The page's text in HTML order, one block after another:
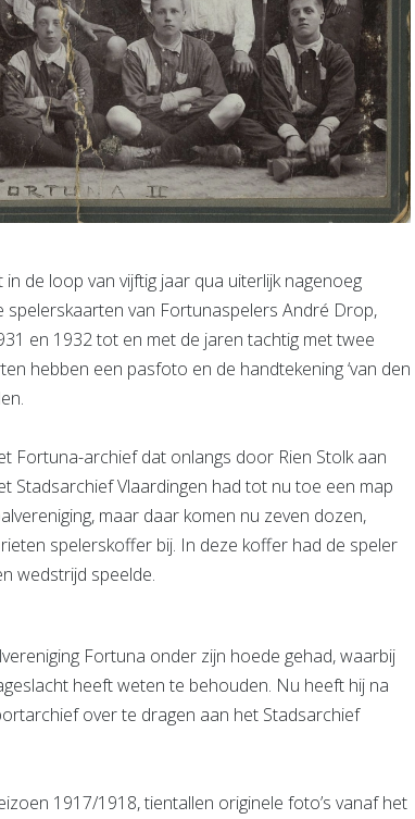
de loop van vijftig jaar qua uiterlijk nagenoeg
van Fortunaspelers André Drop,
en 1932 tot en met de jaren tachtig met twee
hebben een pasfoto en de handtekening ‘van den
Fortuna-archief dat onlangs door Rien Stolk aan
Stadsarchief Vlaardingen had tot nu toe een map
maar daar komen nu zeven dozen,
spelerskoffer bij. In deze koffer had de speler
wedstrijd speelde.
Fortuna onder zijn hoede gehad, waarbij
heeft weten te behouden. Nu heeft hij na
over te dragen aan het Stadsarchief
1917/1918, tientallen originele foto’s vanaf het